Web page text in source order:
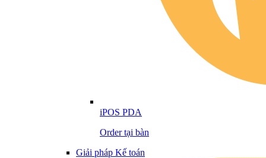
iPOS PDA
Order tại bàn
Giải pháp Kế toán